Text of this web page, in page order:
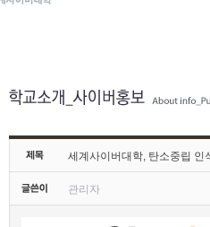
세계사이버대학, 탄소중립 인
관리자